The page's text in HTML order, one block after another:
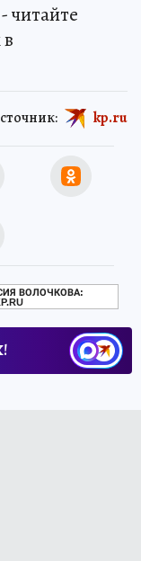
читайте
kp.ru
ВОЛОЧКОВА: